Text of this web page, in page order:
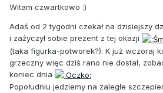
Witam czwartkowo :)
Adaś od 2 tygodni czekał na dzisiejszy
i zażyczył sobie prezent z tej okazji
(taka figurka-potworek?). K już wczoraj
grzeczny więc dziś rano nie dostał,
koniec dnia
Popołudniu jedziemy na zaległe